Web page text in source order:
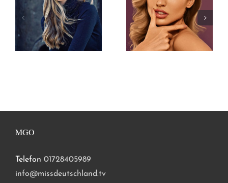
MGO
Telefon 01728405989
info@missdeutschland.tv